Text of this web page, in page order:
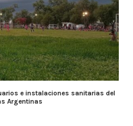
e instalaciones sanitarias del
Argentinas